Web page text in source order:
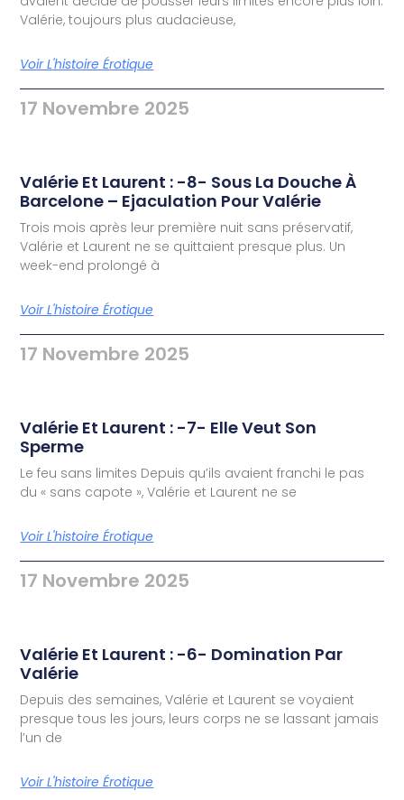
Valérie, toujours plus audacieuse,
Voir L'histoire Érotique
17 Novembre 2025
Valérie Et Laurent : -8- Sous La Douche À
Barcelone – Ejaculation Pour Valérie
Trois mois après leur première nuit sans préservatif,
Valérie et Laurent ne se quittaient presque plus. Un
week-end prolongé à
Voir L'histoire Érotique
17 Novembre 2025
Valérie Et Laurent : -7- Elle Veut Son
Sperme
Le feu sans limites Depuis qu’ils avaient franchi le pas
du « sans capote », Valérie et Laurent ne se
Voir L'histoire Érotique
17 Novembre 2025
Valérie Et Laurent : -6- Domination Par
Valérie
Depuis des semaines, Valérie et Laurent se voyaient
presque tous les jours, leurs corps ne se lassant jamais
l’un de
Voir L'histoire Érotique